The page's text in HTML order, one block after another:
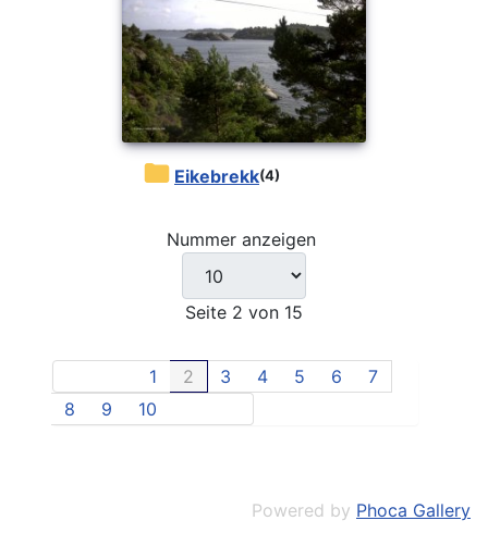
Eikebrekk(4)
Nummer anzeigen
Seite 2 von 15
1 2 3 4 5 6
7
8
9 10
Powered by Phoca Gallery